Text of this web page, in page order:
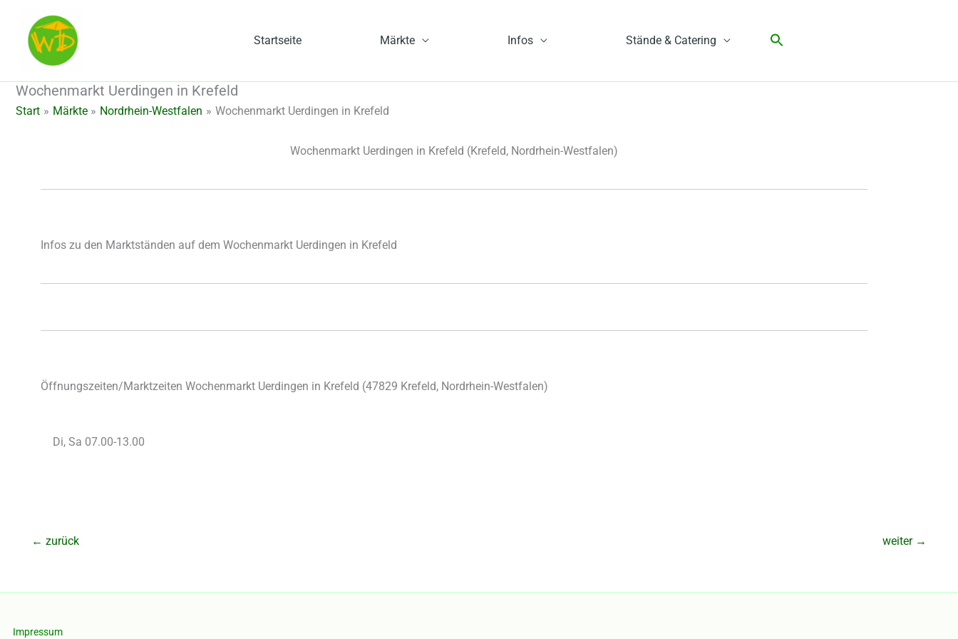
springen
Startseite Märkte Infos Stände & Catering
Wochenmarkt Uerdingen in Krefeld
Start Märkte Nordrhein-Westfalen Wochenmarkt Uerdingen in Krefeld
Wochenmarkt Uerdingen in Krefeld (Krefeld, Nordrhein-Westfalen)
Infos zu den Marktständen auf dem Wochenmarkt Uerdingen in Krefeld
Öffnungszeiten/Marktzeiten Wochenmarkt Uerdingen in Krefeld (47829 Krefeld, Nordrhein-Westfalen)
Di, Sa 07.00-13.00
← zurück weiter →
Impressum